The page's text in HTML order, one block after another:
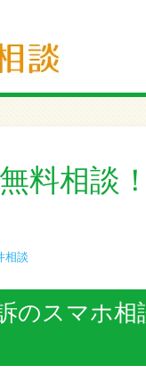
料相談
相談
のスマホ相